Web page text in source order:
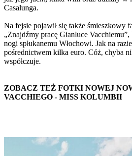
Casalunga.
Na fejsie pojawił się także śmieszkowy
„Znajdźmy pracę Gianluce
nogi spłukanemu Włochowi. Jak na
pośrednictwem kilka euro. Cóż, chyba
współczuje.
ZOBACZ TEŻ FOTKI NOWEJ
VACCHIEGO - MISS KOLUMBII